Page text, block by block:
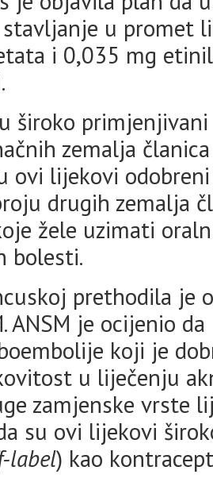
stavljanje u promet
i 0,035 mg
široko
zemalja
ovi lijekovi
drugih zemalja
žele uzimati
bolesti.
prethodila je
ANSM je ocijenio
koji je
u liječenju
zamjenske vrste
su ovi lijekovi
label) kao